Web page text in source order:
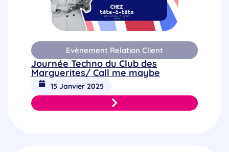
Evènement Relation Client
Journée Techno du Club des
Marguerites/ Call me maybe
15 Janvier 2025